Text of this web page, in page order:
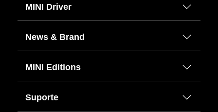
MINI Driver
News & Brand
MINI Editions
Suporte